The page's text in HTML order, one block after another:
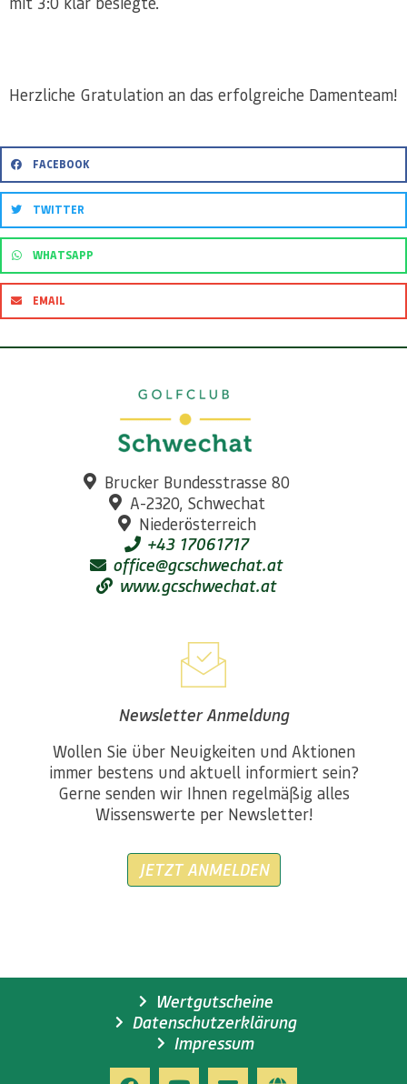
Herzliche Gratulation an das erfolgreiche Damenteam!
FACEBOOK
TWITTER
WHATSAPP
EMAIL
Brucker Bundesstrasse 80
A-2320, Schwechat
Niederösterreich
+43 17061717
office@gcschwechat.at
www.gcschwechat.at
Newsletter Anmeldung
Wollen Sie über Neuigkeiten und Aktionen
immer bestens und aktuell informiert sein?
Gerne senden wir Ihnen regelmäßig alles
Wissenswerte per Newsletter!
JETZT ANMELDEN
Wertgutscheine
Datenschutzerklärung
Impressum